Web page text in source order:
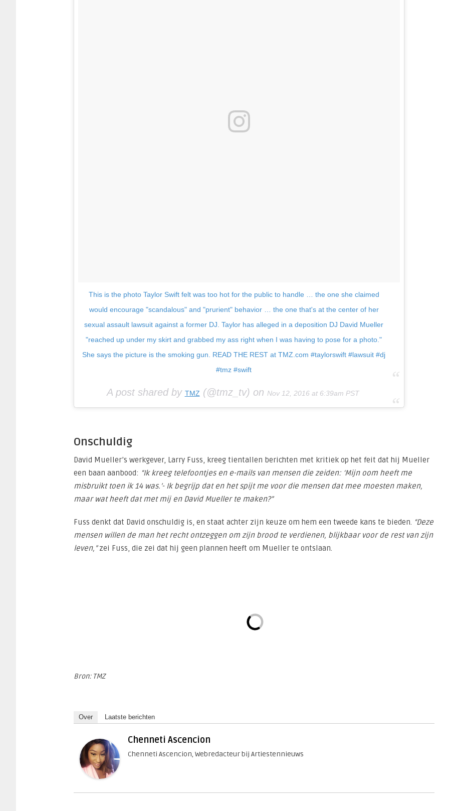
This is the photo Taylor Swift felt was too hot for the public to handle … the one she claimed
would encourage "scandalous" and "prurient" behavior … the one that's at the center of her
sexual assault lawsuit against a former DJ. Taylor has alleged in a deposition DJ David Mueller
"reached up under my skirt and grabbed my ass right when I was having to pose for a photo."
She says the picture is the smoking gun. READ THE REST at TMZ.com #taylorswift #lawsuit #dj
#tmz #swift
A post shared by TMZ (@tmz_tv) on Nov 12, 2016 at 6:39am PST
Onschuldig
David Mueller’s werkgever, Larry Fuss, kreeg tientallen berichten met kritiek op het feit dat hij Mueller
een baan aanbood: “Ik kreeg telefoontjes en e-mails van mensen die zeiden: ‘Mijn oom heeft me
misbruikt toen ik 14 was.’- Ik begrijp dat en het spijt me voor die mensen dat mee moesten maken,
maar wat heeft dat met mij en David Mueller te maken?”
Fuss denkt dat David onschuldig is, en staat achter zijn keuze om hem een tweede kans te bieden. “Deze
mensen willen de man het recht ontzeggen om zijn brood te verdienen, blijkbaar voor de rest van zijn
leven,”zei Fuss, die zei dat hij geen plannen heeft om Mueller te ontslaan.
Bron: TMZ
Over Laatste berichten
Chenneti Ascencion
Chenneti Ascencion, Webredacteur bij Artiestennieuws